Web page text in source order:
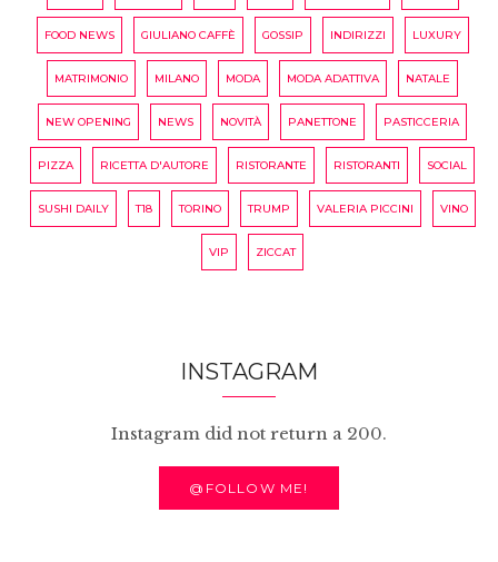
FOOD NEWS GIULIANO CAFFÈ GOSSIP INDIRIZZI LUXURY
MATRIMONIO MILANO MODA MODA ADATTIVA NATALE
NEW OPENING NEWS NOVITÀ PANETTONE PASTICCERIA
PIZZA RICETTA D'AUTORE RISTORANTE RISTORANTI SOCIAL
SUSHI DAILY T18 TORINO TRUMP VALERIA PICCINI VINO
VIP ZICCAT
INSTAGRAM
Instagram did not return a 200.
@FOLLOW ME!